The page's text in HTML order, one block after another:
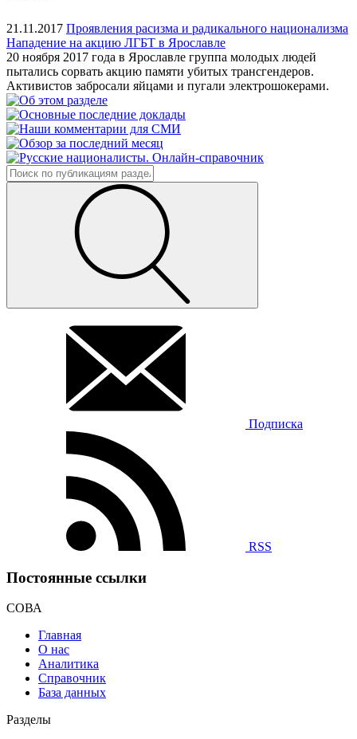
21.11.2017 Проявления расизма и радикального национализма
Нападение на акцию ЛГБТ в Ярославле
20 ноября 2017 года в Ярославле группа молодых людей
пытались сорвать акцию памяти убитых трансгендеров.
Активистов забросали яйцами и пугали электрошокерами.
Подписка
RSS
Постоянные ссылки
СОВА
Главная
О нас
Аналитика
Справочник
База данных
Разделы